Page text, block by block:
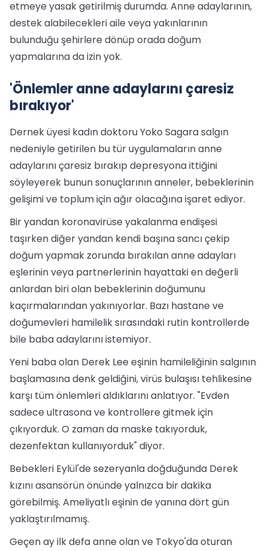
etmeye yasak getirilmiş durumda. Anne adaylarının,
destek alabilecekleri aile veya yakınlarının
bulunduğu şehirlere dönüp orada doğum
yapmalarına da izin yok.
'Önlemler anne adaylarını çaresiz
bırakıyor'
Dernek üyesi kadın doktoru Yoko Sagara salgın
nedeniyle getirilen bu tür uygulamaların anne
adaylarını çaresiz bırakıp depresyona ittiğini
söyleyerek bunun sonuçlarının anneler, bebeklerinin
gelişimi ve toplum için ağır olacağına işaret ediyor.
Bir yandan koronavirüse yakalanma endişesi
taşırken diğer yandan kendi başına sancı çekip
doğum yapmak zorunda bırakılan anne adayları
eşlerinin veya partnerlerinin hayattaki en değerli
anlardan biri olan bebeklerinin doğumunu
kaçırmalarından yakınıyorlar. Bazı hastane ve
doğumevleri hamilelik sırasındaki rutin kontrollerde
bile baba adaylarını istemiyor.
Yeni baba olan Derek Lee eşinin hamileliğinin salgının
başlamasına denk geldiğini, virüs bulaşısı tehlikesine
karşı tüm önlemleri aldıklarını anlatıyor. "Evden
sadece ultrasona ve kontrollere gitmek için
çıkıyorduk. O zaman da maske takıyorduk,
dezenfektan kullanıyorduk" diyor.
Bebekleri Eylül'de sezeryanla doğduğunda Derek
kızını asansörün önünde yalnızca bir dakika
görebilmiş. Ameliyatlı eşinin de yanına dört gün
yaklaştırılmamış.
Geçen ay ilk defa anne olan ve Tokyo'da oturan